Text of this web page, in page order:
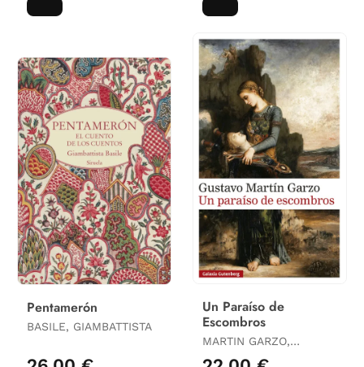
Pentamerón
BASILE, GIAMBATTISTA
Un Paraíso de
Escombros
MARTIN GARZO,
GUSTAVO